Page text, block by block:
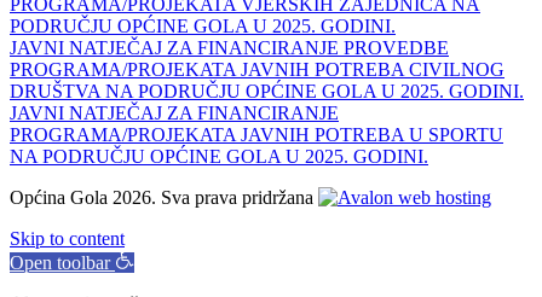
PROGRAMA/PROJEKATA VJERSKIH ZAJEDNICA NA
PODRUČJU OPĆINE GOLA U 2025. GODINI.
JAVNI NATJEČAJ ZA FINANCIRANJE PROVEDBE
PROGRAMA/PROJEKATA JAVNIH POTREBA CIVILNOG
DRUŠTVA NA PODRUČJU OPĆINE GOLA U 2025. GODINI.
JAVNI NATJEČAJ ZA FINANCIRANJE
PROGRAMA/PROJEKATA JAVNIH POTREBA U SPORTU
NA PODRUČJU OPĆINE GOLA U 2025. GODINI.
Općina Gola 2026. Sva prava pridržana
Skip to content
Open toolbar